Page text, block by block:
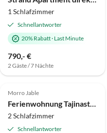
1 Schlafzimmer
Schnellantworter
20% Rabatt· Last Minute
790,- €
2 Gäste / 7 Nächte
5.0 (9)
Morro Jable
2 Schlafzimmer
Schnellantworter